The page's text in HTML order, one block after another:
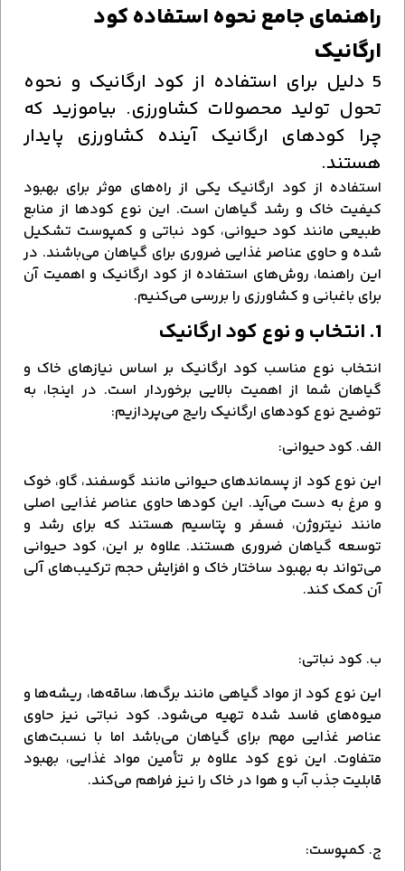
راهنمای جامع نحوه استفاده کود
ارگانیک
5 دلیل برای استفاده از کود ارگانیک و نحوه
تحول تولید محصولات کشاورزی. بیاموزید که
چرا کودهای ارگانیک آینده کشاورزی پایدار
هستند.
استفاده از کود ارگانیک یکی از راه‌های موثر برای بهبود
کیفیت خاک و رشد گیاهان است. این نوع کودها از منابع
طبیعی مانند کود حیوانی، کود نباتی و کمپوست تشکیل
شده و حاوی عناصر غذایی ضروری برای گیاهان می‌باشند. در
این راهنما، روش‌های استفاده از کود ارگانیک و اهمیت آن
برای باغبانی و کشاورزی را بررسی می‌کنیم.
1. انتخاب و نوع کود ارگانیک
انتخاب نوع مناسب کود ارگانیک بر اساس نیازهای خاک و
گیاهان شما از اهمیت بالایی برخوردار است. در اینجا، به
توضیح نوع کودهای ارگانیک رایج می‌پردازیم:
الف. کود حیوانی:
این نوع کود از پسماندهای حیوانی مانند گوسفند، گاو، خوک
و مرغ به دست می‌آید. این کودها حاوی عناصر غذایی اصلی
مانند نیتروژن، فسفر و پتاسیم هستند که برای رشد و
توسعه گیاهان ضروری هستند. علاوه بر این، کود حیوانی
می‌تواند به بهبود ساختار خاک و افزایش حجم ترکیب‌های آلی
آن کمک کند.
ب. کود نباتی:
این نوع کود از مواد گیاهی مانند برگ‌ها، ساقه‌ها، ریشه‌ها و
میوه‌های فاسد شده تهیه می‌شود. کود نباتی نیز حاوی
عناصر غذایی مهم برای گیاهان می‌باشد اما با نسبت‌های
متفاوت. این نوع کود علاوه بر تأمین مواد غذایی، بهبود
قابلیت جذب آب و هوا در خاک را نیز فراهم می‌کند.
ج. کمپوست: